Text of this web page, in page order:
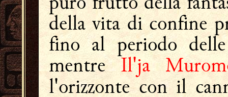
della vita di confine
fino al periodo
mentreIl'ja
l'orizzonte con il